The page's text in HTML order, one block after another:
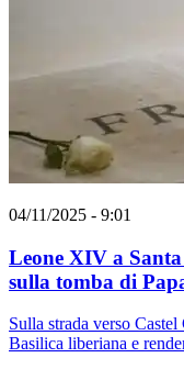
04/11/2025 - 9:01
Leone XIV a
sulla tomba di
Sulla strada verso
Basilica liberiana e